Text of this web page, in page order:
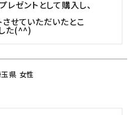
せていただいたとこ
た(^^)
県 女性